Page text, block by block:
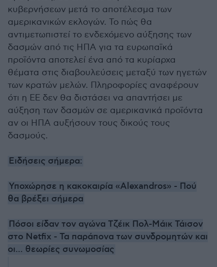
κυβερνήσεων μετά το αποτέλεσμα των
αμερικανικών εκλογών. Το πώς θα
αντιμετωπιστεί το ενδεχόμενο αύξησης των
δασμών από τις ΗΠΑ για τα ευρωπαϊκά
προϊόντα αποτελεί ένα από τα κυρίαρχα
θέματα στις διαβουλεύσεις μεταξύ των ηγετών
των κρατών μελών. Πληροφορίες αναφέρουν
ότι η ΕΕ δεν θα διστάσει να απαντήσει με
αύξηση των δασμών σε αμερικανικά προϊόντα
αν οι ΗΠΑ αυξήσουν τους δικούς τους
δασμούς.
Ειδήσεις σήμερα:
Υποχώρησε η κακοκαιρία «Alexandros» - Πού
θα βρέξει σήμερα
Πόσοι είδαν τον αγώνα Τζέικ Πολ-Μάικ Τάισον
στο Netfix - Τα παράπονα των συνδρομητών και
οι... θεωρίες συνωμοσίας